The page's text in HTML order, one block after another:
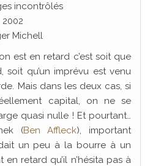
incontrôlés
2002
Michell
est en retard c’est soit que
soit qu’un imprévu est venu
Mais dans les deux cas, si
capital, on ne se
quasi nulle ! Et pourtant…
(Ben Affleck), important
un peu à la bourre à un
retard qu’il n’hésita pas à